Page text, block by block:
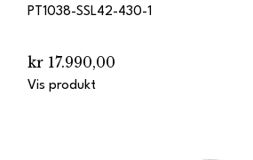
PT1038-SSL42-430-1
kr 17.990,00
Vis produkt